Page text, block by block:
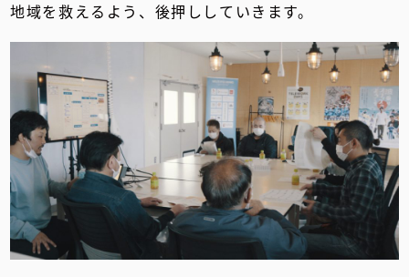
地域を救えるよう、後押ししていきます。